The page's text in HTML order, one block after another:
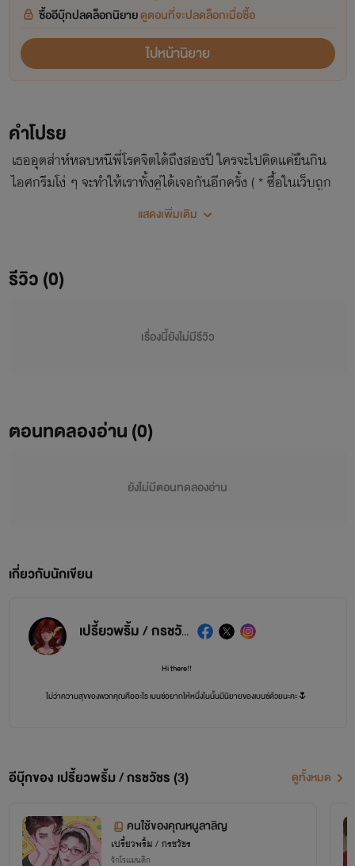
ซื้ออีบุ๊กปลดล็อกนิยายดูตอนที่จะปลดล็อกเมื่อซื้อ
ไปหน้านิยาย
คำโปรย
เธออุตส่าห์หลบหนีพี่โรคจิตได้ถึงสองปี ใครจะไปคิดแค่ยืนกิน
ไอศกรีมโง่ ๆ จะทำให้เราทั้งคู่ได้เจอกันอีกครั้ง ( * ซื้อในเว็บถูก
แสดงเพิ่มเติม
รีวิว (0)
เรื่องนี้ยังไม่มีรีวิว
ตอนทดลองอ่าน (0)
ยังไม่มีตอนทดลองอ่าน
เกี่ยวกับนักเขียน
เปรี้ยวพริ้ม / กรชวัชร
Hi there!!
ไม่ว่าความสุขของพวกคุณคืออะไร เบนซ์อยากให้หนึ่งในนั้นมีนิยายของเบนซ์ด้วยนะคะ🌷
🔥 = ระดับความเข้มข้นของ NC
⚠️ ทุกเรื่องเป็นลิขสิทธิ์ของ
กรชวัชร และ เปรี้ยวพริ้ม
เท่านั้น ห้ามนำไปดัดแปลงหรือก๊อปนิ
ยายเรื่องนี้ หากพบว่ามีการกระทำไม่เหมาะสม จะดำเนินคดีให้ถึงที่สุด! ไม่เป็นเด็กดื้อน่าาา สงวนสิทธิ์
อีบุ๊กของ เปรี้ยวพริ้ม / กรชวัชร (3) ดูทั้งหมด
คนใช้ของคุณหนูลาลิญ
เปรี้ยวพริ้ม / กรชวัชร
รักโรแมนติก